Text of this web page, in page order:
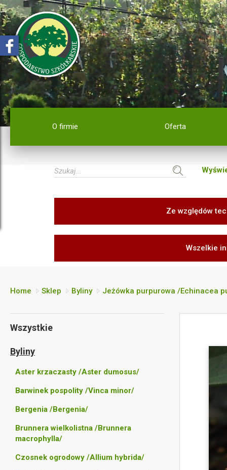
O firmie Oferta
Ze względów
Wszelkie
Home Sklep Byliny Jeżówka purpurowa /Echinacea
Wszystkie
Byliny
Aster krzaczasty /Aster dumosus/
Barwinek pospolity /Vinca minor/
Bergenia /Bergenia/
Brunnera wielkolistna /Brunnera
macrophylla/
Czosnek ogrodowy /Allium hybrida/